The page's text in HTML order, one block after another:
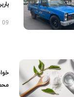
09 آبان 1403